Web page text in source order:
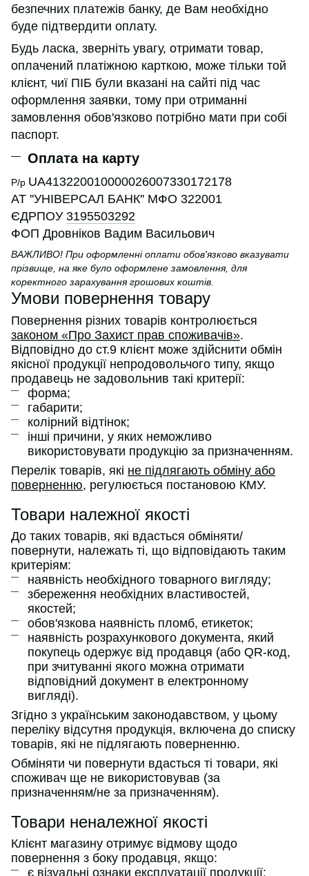
безпечних платежів банку, де Вам необхідно
буде підтвердити оплату.
Будь ласка, зверніть увагу, отримати товар,
оплачений платіжною карткою, може тільки той
клієнт, чиї ПІБ були вказані на сайті під час
оформлення заявки, тому при отриманні
замовлення обов'язково потрібно мати при собі
паспорт.
Оплата на карту
Р/р UA413220010000026007330172178
АТ ''УНІВЕРСАЛ БАНК'' МФО 322001
ЄДРПОУ 3195503292
ФОП Дровніков Вадим Васильович
ВАЖЛИВО! При оформленні оплати обов'язково вказувати
прізвище, на яке було оформлене замовлення, для
коректного зарахування грошових коштів.
Умови повернення товару
Повернення різних товарів контролюється
законом «Про Захист прав споживачів».
Відповідно до ст.9 клієнт може здійснити обмін
якісної продукції непродовольчого типу, якщо
продавець не задовольнив такі критерії:
форма;
габарити;
колірний відтінок;
інші причини, у яких неможливо
використовувати продукцію за призначенням.
Перелік товарів, які не підлягають обміну або
поверненню, регулюється постановою КМУ.
Товари належної якості
До таких товарів, які вдасться обміняти/
повернути, належать ті, що відповідають таким
критеріям:
наявність необхідного товарного вигляду;
збереження необхідних властивостей,
якостей;
обов'язкова наявність пломб, етикеток;
наявність розрахункового документа, який
покупець одержує від продавця (або QR-код,
при зчитуванні якого можна отримати
відповідний документ в електронному
вигляді).
Згідно з українським законодавством, у цьому
переліку відсутня продукція, включена до списку
товарів, які не підлягають поверненню.
Обміняти чи повернути вдасться ті товари, які
споживач ще не використовував (за
призначенням/не за призначенням).
Товари неналежної якості
Клієнт магазину отримує відмову щодо
повернення з боку продавця, якщо:
є візуальні ознаки експлуатації продукції;